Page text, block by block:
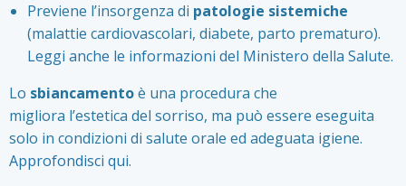
Previene l’insorgenza di patologie sistemiche
(malattie cardiovascolari, diabete, parto prematuro).
Leggi anche le informazioni del Ministero della Salute.
Lo sbiancamentoè una procedura che
migliora l’estetica del sorriso, ma può essere eseguita
solo in condizioni di salute orale ed adeguata igiene.
Approfondisci qui.